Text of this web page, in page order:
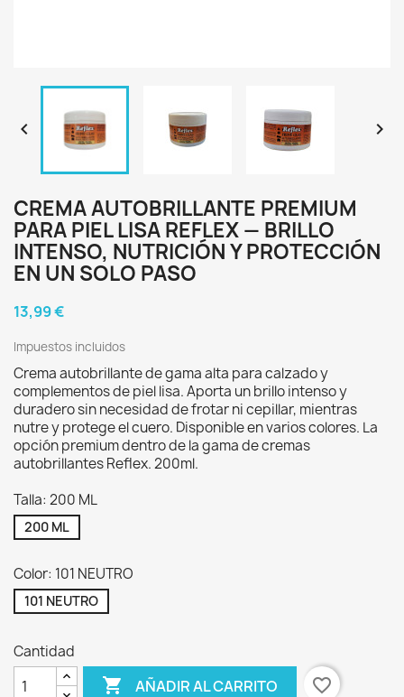
 
CREMA AUTOBRILLANTE PREMIUM
PARA PIEL LISA REFLEX — BRILLO
INTENSO, NUTRICIÓN Y PROTECCIÓN
EN UN SOLO PASO
13,99 €
Impuestos incluidos
Crema autobrillante de gama alta para calzado y
complementos de piel lisa. Aporta un brillo intenso y
duradero sin necesidad de frotar ni cepillar, mientras
nutre y protege el cuero. Disponible en varios colores. La
opción premium dentro de la gama de cremas
autobrillantes Reflex. 200ml.
Talla: 200 ML
200 ML
Color: 101 NEUTRO
101 NEUTRO
Cantidad
 AÑADIR AL CARRITO favorite_border